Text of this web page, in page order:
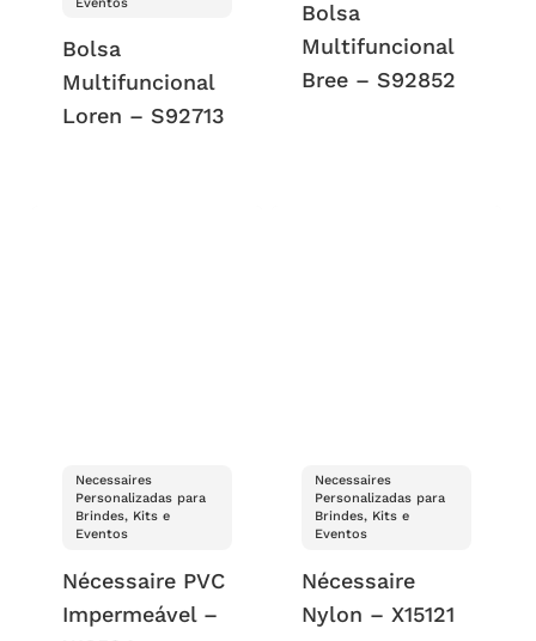
Bolsa
Multifuncional
Loren – S92713
Bolsa
Multifuncional
Bree – S92852
Necessaires
Personalizadas para
Brindes, Kits e
Eventos
Nécessaire PVC
Impermeável –
Necessaires
Personalizadas para
Brindes, Kits e
Eventos
Nécessaire
Nylon – X15121